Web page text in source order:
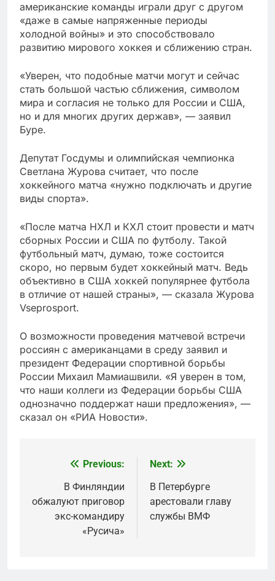
американские команды играли друг с другом
«даже в самые напряженные периоды
холодной войны» и это способствовало
развитию мирового хоккея и сближению стран.
«Уверен, что подобные матчи могут и сейчас
стать большой частью сближения, символом
мира и согласия не только для России и США,
но и для многих других держав», — заявил
Буре.
Депутат Госдумы и олимпийская чемпионка
Светлана Журова считает, что после
хоккейного матча «нужно подключать и другие
виды спорта».
«После матча НХЛ и КХЛ стоит провести и матч
сборных России и США по футболу. Такой
футбольный матч, думаю, тоже состоится
скоро, но первым будет хоккейный матч. Ведь
объективно в США хоккей популярнее футбола
в отличие от нашей страны», — сказала Журова
Vseprosport.
О возможности проведения матчевой встречи
россиян с американцами в среду заявил и
президент Федерации спортивной борьбы
России Михаил Мамиашвили. «Я уверен в том,
что наши коллеги из Федерации борьбы США
однозначно поддержат наши предложения», —
сказал он «РИА Новости».
navigation
Previous:
В Финляндии
обжалуют приговор
экс-командиру
«Русича»
Next:
В Петербурге
арестовали главу
службы ВМФ